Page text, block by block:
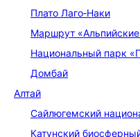
Плато Лаго‑Наки
Маршрут
Национальный парк
Домбай
Алтай
Сайлюгемский
Катунский